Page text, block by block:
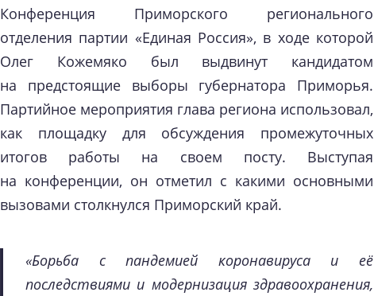
Конференция Приморского регионального
отделения партии «Единая Россия», в ходе которой
Олег Кожемяко был выдвинут кандидатом
на предстоящие выборы губернатора Приморья.
Партийное мероприятия глава региона использовал,
как площадку для обсуждения промежуточных
итогов работы на своем посту. Выступая
на конференции, он отметил с какими основными
вызовами столкнулся Приморский край.
«Борьба c пандемией коронавируса и её
последствиями и модернизация здравоохранения,